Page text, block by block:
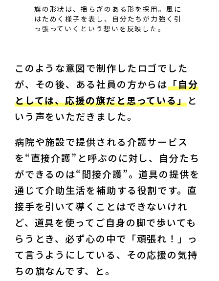
旗の形状は、揺らぎのある形を採用。風に
はためく様子を表し、自分たちが力強く引
っ張っていくという想いを反映した。
このような意図で制作したロゴでした
が、その後、ある社員の方からは「自分
としては、応援の旗だと思っている」と
いう声をいただきました。
病院や施設で提供される介護サービス
を“直接介護”と呼ぶのに対し、自分たち
ができるのは“間接介護”。道具の提供を
通じて介助生活を補助する役割です。直
接手を引いて導くことはできないけれ
ど、道具を使ってご自身の脚で歩いても
らうとき、必ず心の中で「頑張れ！」っ
て言うようにしている、その応援の気持
ちの旗なんです、と。